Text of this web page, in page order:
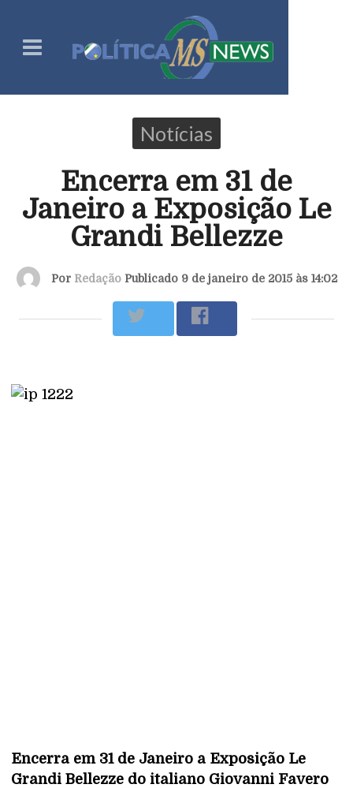
Notícias
Encerra em 31 de
Janeiro a Exposição Le
Grandi Bellezze
Por RedaçãoPublicado 9 de janeiro de 2015 às 14:02
Encerra em 31 de Janeiro a Exposição Le
Grandi Bellezze do italiano Giovanni Favero